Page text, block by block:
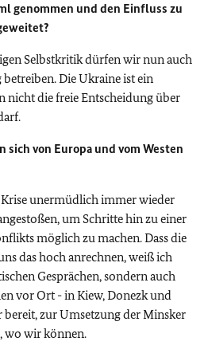
genommen und den Einfluss zu
Selbstkritik dürfen wir nun auch
Die Ukraine ist ein
nicht die freie Entscheidung über
von Europa und vom Westen
unermüdlich immer wieder
um Schritte hin zu einer
möglich zu machen. Dass die
das hoch anrechnen, weiß ich
Gesprächen, sondern auch
vor Ort - in Kiew, Donezk und
bereit, zur Umsetzung der Minsker
wo wir können.